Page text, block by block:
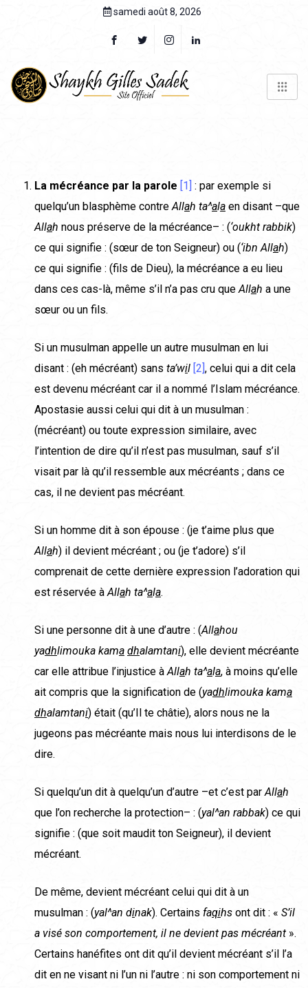
samedi août 8, 2026
La mécréance par la parole [1] : par exemple si
quelqu’un blasphème contreAllah ta^ala en disant –que
Allah nous préserve de la mécré­ance– : (‘oukht rabbik)
ce qui signifie : (sœur de ton Seigneur) ou (‘ibn Allah)
ce qui signifie : (fils de Dieu), la mécréance a eu lieu
dans ces cas-là, même s’il n’a pas cru queAllah a une
sœur ou un fils.
Si un musulman appelle un autre musulman en lui
disant : (eh mécréant) sans ta’wil [2], celui qui a dit cela
est devenu mécréant car il a nommé l’Islam mécréance.
Apostasie aussi celui qui dit à un musulman :
(mécréant) ou toute expression similaire, avec
l’intention de dire qu’il n’est pas musulman, sauf s’il
visait par là qu’il ressemble aux mécréants ; dans ce
cas, il ne devient pas mécréant.
Si un homme dit à son épouse : (je t’aime plus que
Allah) il devient mécréant ; ou (je t’adore) s’il
comprenait de cette dernière expression l’adoration qui
est réservée àAllah ta^ala.
Si une personne dit à une d’autre : (Allahou
yadhlimouka kama dhalamtani), elle devient mécréante
car elle attribue l’injustice àAllah ta^ala, à moins qu’elle
ait compris que la signification de (yadhlimouka kama
dhalamtani) était (qu’Il te châtie), alors nous ne la
jugeons pas mécréante mais nous lui interdisons de le
dire.
Si quelqu’un dit à quelqu’un d’autre –et c’est parAllah
que l’on recherche la protection– : (yal^an rabbak) ce qui
signifie : (que soit maudit ton Seigneur), il devient
mécréant.
De même, devient mécréant celui qui dit à un
musulman : (yal^an dinak). Certains faqihs ont dit : « S’il
a visé son comportement, il ne devient pas mécréant ».
Certains hanéfites ont dit qu’il devient mécréant s’il l’a
dit en ne visant ni l’un ni l’autre : ni son comportement ni